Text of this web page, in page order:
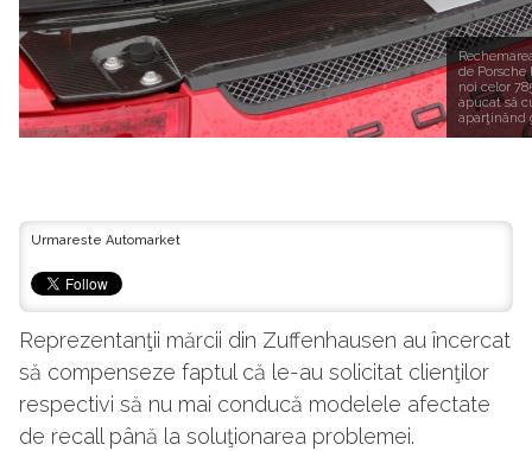
de Porsche
noi celor
apucat să
aparţinând
Urmareste Automarket
Reprezentanţii mărcii din Zuffenhausen au încercat
să compenseze faptul că le-au solicitat clienţilor
respectivi să nu mai conducă modelele afectate
de recall până la soluţionarea problemei.